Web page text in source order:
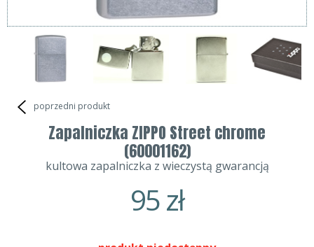
poprzedni produkt
Zapalniczka ZIPPO Street chrome
(60001162)
kultowa zapalniczka z wieczystą gwarancją
95zł